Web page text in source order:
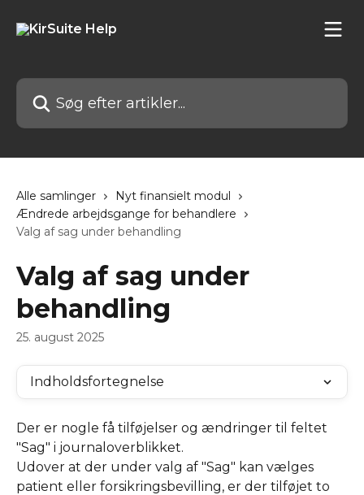
Søg efter artikler...
Alle samlinger
Nyt finansielt modul
Ændrede arbejdsgange for behandlere
Valg af sag under behandling
Valg af sag under
behandling
25. august 2025
Indholdsfortegnelse
Der er nogle få tilføjelser og ændringer til feltet
"Sag" i journaloverblikket.
Udover at der under valg af "Sag" kan vælges
patient eller forsikringsbevilling, er der tilføjet to